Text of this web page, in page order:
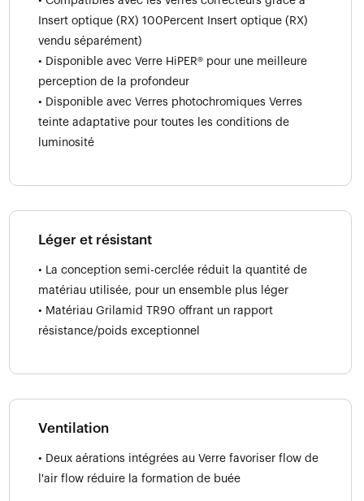
Insert optique (RX) 100Percent Insert optique (RX)
vendu séparément)
• Disponible avec Verre HiPER® pour une meilleure
perception de la profondeur
• Disponible avec Verres photochromiques Verres
teinte adaptative pour toutes les conditions de
luminosité
Léger et résistant
• La conception semi-cerclée réduit la quantité de
matériau utilisée, pour un ensemble plus léger
• Matériau Grilamid TR90 offrant un rapport
résistance/poids exceptionnel
Ventilation
• Deux aérations intégrées au Verre favoriser flow de
l'air flow réduire la formation de buée